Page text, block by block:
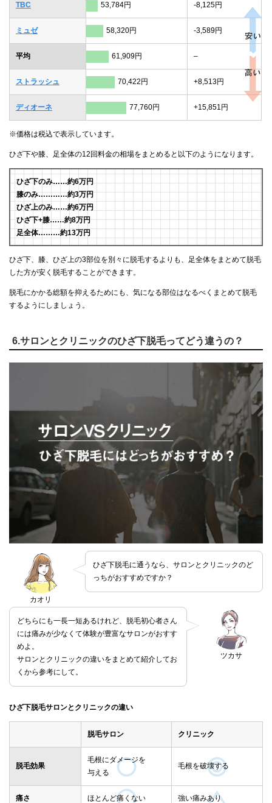
TBC 53,784円 -8,125円
ミュゼ 58,320円 -3,589円
平均 61,909円 –
ストラッシュ 70,422円 +8,513円
ディオーネ 77,760円 +15,851円
※価格は税込で表示しています。
ひざ下や膝、足全体の12回料金の相場をまとめると以下のようになります。
ひざ下のみ……約6万円
膝のみ…………約3万円
ひざ上のみ……約6万円
ひざ下+膝……約8万円
足全体………約13万円
ひざ下、膝、ひざ上の3部位を別々に脱毛するよりも、足全体をまとめて脱毛
した方が安く脱毛することができます。
脱毛にかかる総額を抑えるためにも、気になる部位はなるべくまとめて脱毛
するようにしましょう。
6.サロンとクリニックのひざ下脱毛ってどう違うの？
カオリ
ひざ下脱毛に通うなら、サロンとクリニックのど
っちがおすすめですか？
ツカサ
どちらにも一長一短あるけれど、脱毛初心者さん
には痛みが少なくて体験が豊富なサロンがおすす
めよ。
サロンとクリニックの違いをまとめて紹介してお
くから参考にして。
ひざ下脱毛サロンとクリニックの違い
脱毛サロン クリニック
脱毛効果
毛根にダメージを
与える
毛根を破壊する
痛さ ほとんど痛くない 強い痛みあり